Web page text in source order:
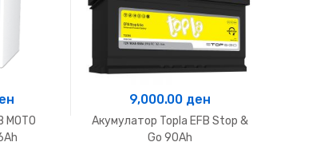
9,000.00 ден
Акумулатор Topla EFB Stop &
Go 90Ah